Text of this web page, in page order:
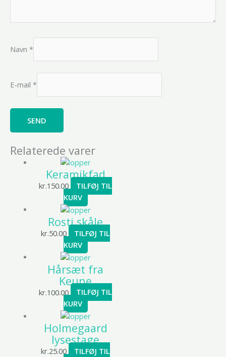
Navn *
E-mail *
Relaterede varer
Keramikfad
kr.150.00
TILFØJ TIL
KURV
Rosti skåle
kr.50.00
TILFØJ TIL
KURV
Hårsæt fra
Keune
kr.100.00
TILFØJ TIL
KURV
Holmegaard
lysestage
kr.25.00
TILFØJ TIL